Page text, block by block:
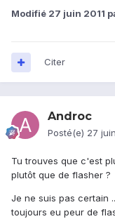
Modifié 27 juin 2011
Citer
Androc
Posté(e) 27
Tu trouves que c'est
plutôt que de flasher ?
Je ne suis pas certain
toujours eu peur de